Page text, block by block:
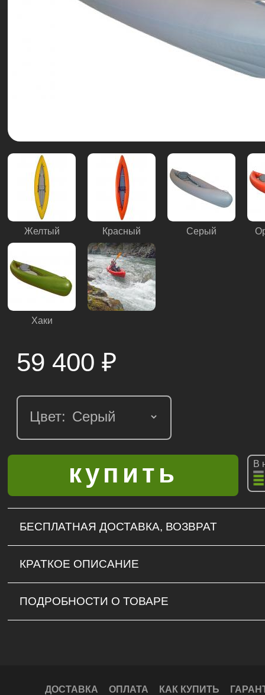
Желтый Красный Серый
Хаки
59 400 ₽
Цвет:
В
БЕСПЛАТНАЯ ДОСТАВКА, ВОЗВРАТ
КРАТКОЕ ОПИСАНИЕ
ПОДРОБНОСТИ О ТОВАРЕ
ДОСТАВКА ОПЛАТА КАК КУПИТЬ